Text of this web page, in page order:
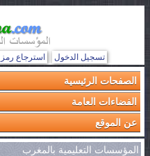
تسجيل الدخول استرجاع
الصفحات الرئيسية
الفضاءات العامة
عن الموقع
المؤسسات التعليمية بالمغرب